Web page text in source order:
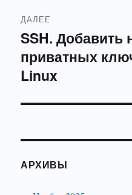
ДАЛЕЕ
Следующая
запись:
SSH. Добавить
приватных
Linux
АРХИВЫ